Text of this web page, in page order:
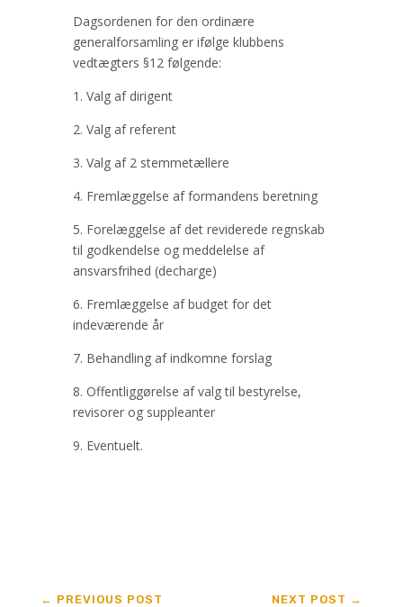
Dagsordenen for den ordinære
generalforsamling er ifølge klubbens
vedtægters §12 følgende:
1. Valg af dirigent
2. Valg af referent
3. Valg af 2 stemmetællere
4. Fremlæggelse af formandens beretning
5. Forelæggelse af det reviderede regnskab
til godkendelse og meddelelse af
ansvarsfrihed (decharge)
6. Fremlæggelse af budget for det
indeværende år
7. Behandling af indkomne forslag
8. Offentliggørelse af valg til bestyrelse,
revisorer og suppleanter
9. Eventuelt.
← PREVIOUS POST NEXT POST →